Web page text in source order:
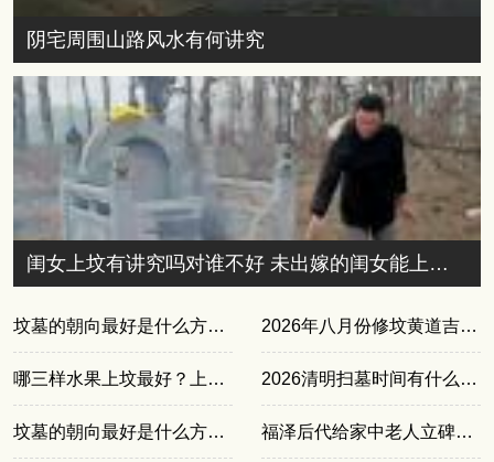
阴宅周围山路风水有何讲究
闺女上坟有讲究吗对谁不好 未出嫁的闺女能上坟不只有闺女谁上坟
坟墓的朝向最好是什么方向？风水师不会轻易告诉你的3个秘密 2026年八月份修坟黄道吉日查询，最佳日子仅此 2 天
哪三样水果上坟最好？上坟必备三种水果 2026清明扫墓时间有什么讲究
坟墓的朝向最好是什么方向？七大吉利坐向详解 福泽后代给家中老人立碑，一年总应该避免哪个月份